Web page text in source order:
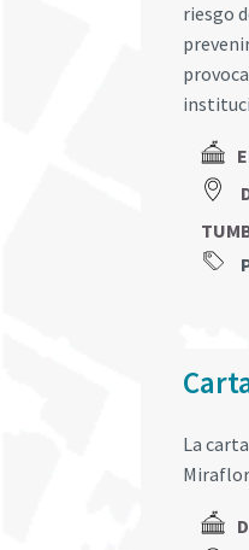
riesgo
La